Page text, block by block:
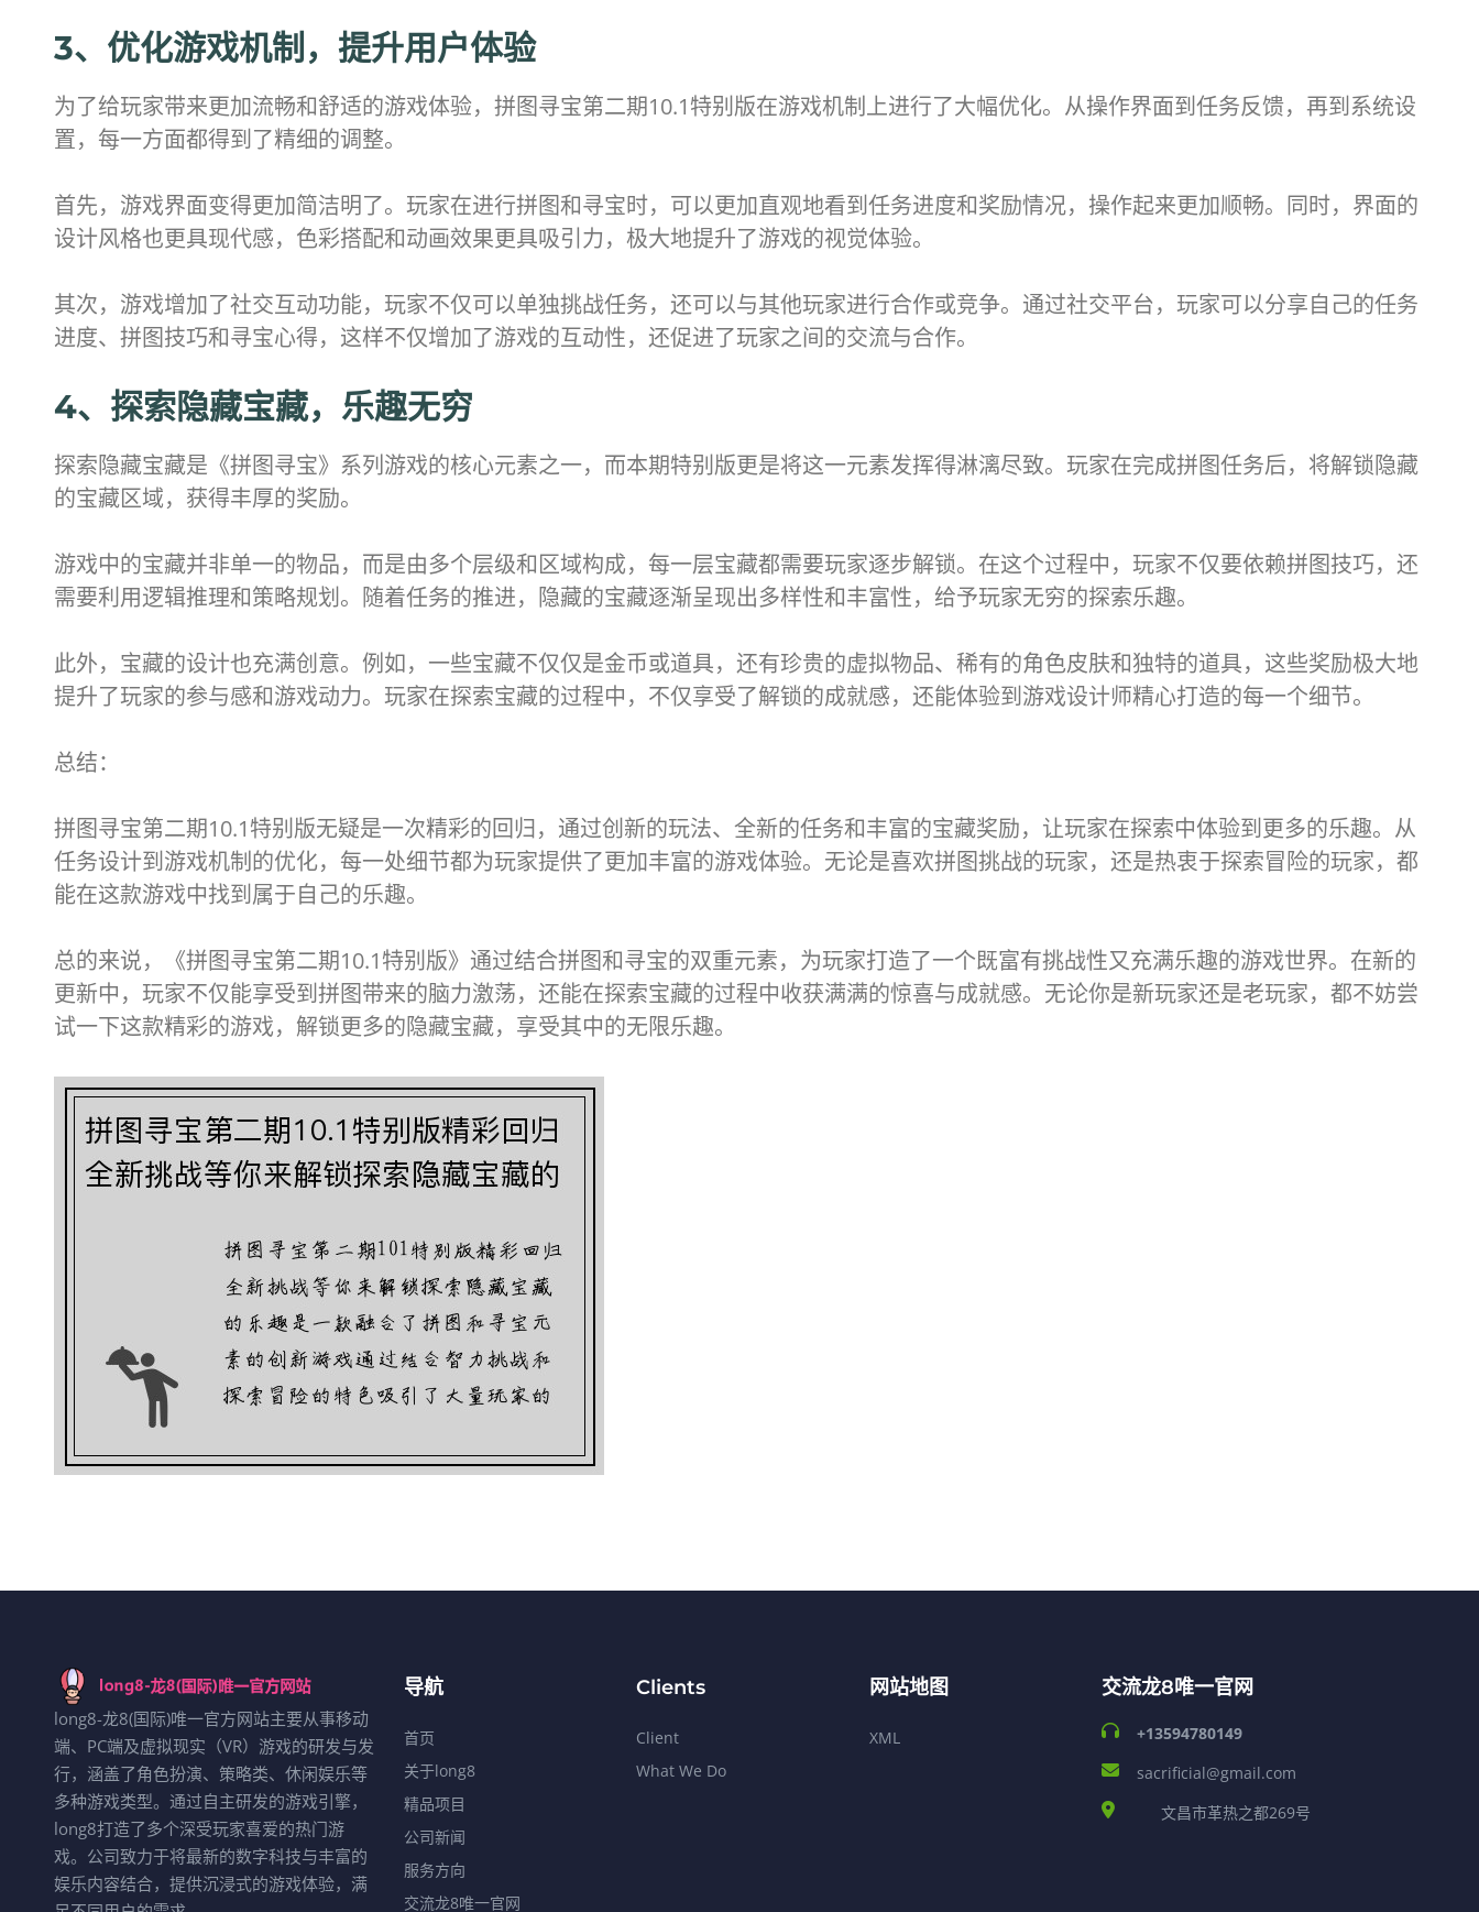
3、优化游戏机制，提升用户体验
为了给玩家带来更加流畅和舒适的游戏体验，拼图寻宝第二期10.1特别版在游戏机制上进行了大幅优化。从操作界面到任务反馈，再到系统设
置，每一方面都得到了精细的调整。
首先，游戏界面变得更加简洁明了。玩家在进行拼图和寻宝时，可以更加直观地看到任务进度和奖励情况，操作起来更加顺畅。同时，界面的
设计风格也更具现代感，色彩搭配和动画效果更具吸引力，极大地提升了游戏的视觉体验。
其次，游戏增加了社交互动功能，玩家不仅可以单独挑战任务，还可以与其他玩家进行合作或竞争。通过社交平台，玩家可以分享自己的任务
进度、拼图技巧和寻宝心得，这样不仅增加了游戏的互动性，还促进了玩家之间的交流与合作。
4、探索隐藏宝藏，乐趣无穷
探索隐藏宝藏是《拼图寻宝》系列游戏的核心元素之一，而本期特别版更是将这一元素发挥得淋漓尽致。玩家在完成拼图任务后，将解锁隐藏
的宝藏区域，获得丰厚的奖励。
游戏中的宝藏并非单一的物品，而是由多个层级和区域构成，每一层宝藏都需要玩家逐步解锁。在这个过程中，玩家不仅要依赖拼图技巧，还
需要利用逻辑推理和策略规划。随着任务的推进，隐藏的宝藏逐渐呈现出多样性和丰富性，给予玩家无穷的探索乐趣。
此外，宝藏的设计也充满创意。例如，一些宝藏不仅仅是金币或道具，还有珍贵的虚拟物品、稀有的角色皮肤和独特的道具，这些奖励极大地
提升了玩家的参与感和游戏动力。玩家在探索宝藏的过程中，不仅享受了解锁的成就感，还能体验到游戏设计师精心打造的每一个细节。
总结：
拼图寻宝第二期10.1特别版无疑是一次精彩的回归，通过创新的玩法、全新的任务和丰富的宝藏奖励，让玩家在探索中体验到更多的乐趣。从
任务设计到游戏机制的优化，每一处细节都为玩家提供了更加丰富的游戏体验。无论是喜欢拼图挑战的玩家，还是热衷于探索冒险的玩家，都
能在这款游戏中找到属于自己的乐趣。
总的来说，《拼图寻宝第二期10.1特别版》通过结合拼图和寻宝的双重元素，为玩家打造了一个既富有挑战性又充满乐趣的游戏世界。在新的
更新中，玩家不仅能享受到拼图带来的脑力激荡，还能在探索宝藏的过程中收获满满的惊喜与成就感。无论你是新玩家还是老玩家，都不妨尝
试一下这款精彩的游戏，解锁更多的隐藏宝藏，享受其中的无限乐趣。
long8-龙8(国际)唯一官方网站主要从事移动
端、PC端及虚拟现实（VR）游戏的研发与发
行，涵盖了角色扮演、策略类、休闲娱乐等
多种游戏类型。通过自主研发的游戏引擎，
long8打造了多个深受玩家喜爱的热门游
戏。公司致力于将最新的数字科技与丰富的
娱乐内容结合，提供沉浸式的游戏体验，满
导航
首页
关于long8
精品项目
公司新闻
服务方向
交流龙8唯一官网
Clients
Client
What We Do
网站地图
XML
交流龙8唯一官网
+13594780149
sacrificial@gmail.com
文昌市革热之都269号